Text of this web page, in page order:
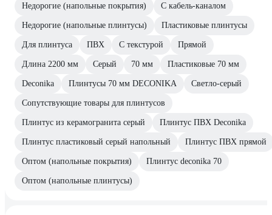
Недорогие (напольные покрытия) С кабель-каналом
Недорогие (напольные плинтусы) Пластиковые плинтусы
Для плинтуса ПВХ С текстурой Прямой
Длина 2200 мм Серый 70 мм Пластиковые 70 мм
Deconika Плинтусы 70 мм DECONIKA Светло-серый
Сопутствующие товары для плинтусов
Плинтус из керамогранита серый Плинтус ПВХ Deconika
Плинтус пластиковый серый напольный Плинтус ПВХ прямой
Оптом (напольные покрытия) Плинтус deconika 70
Оптом (напольные плинтусы)